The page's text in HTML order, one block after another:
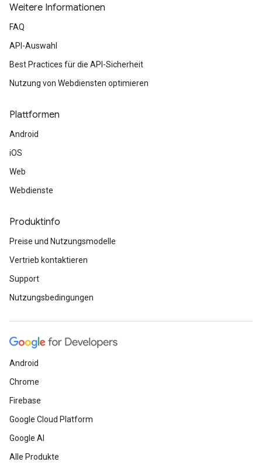
Weitere Informationen
FAQ
API-Auswahl
Best Practices für die API-Sicherheit
Nutzung von Webdiensten optimieren
Plattformen
Android
iOS
Web
Webdienste
Produktinfo
Preise und Nutzungsmodelle
Vertrieb kontaktieren
Support
Nutzungsbedingungen
Android
Chrome
Firebase
Google Cloud Platform
Google AI
Alle Produkte